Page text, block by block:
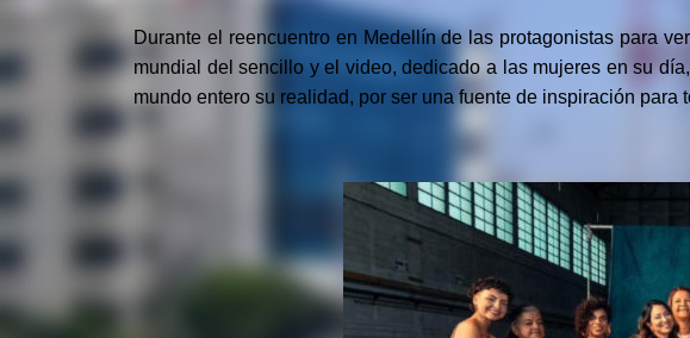
Durante el reencuentro en Medellín de las protagonistas para
mundial del sencillo y el video, dedicado a las mujeres en su
mundo entero su realidad, por ser una fuente de inspiración para